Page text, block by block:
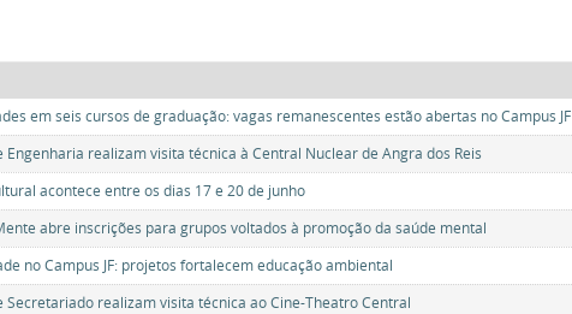
em seis cursos de graduação: vagas remanescentes estão abertas no Campus JF
Engenharia realizam visita técnica à Central Nuclear de Angra dos Reis
acontece entre os dias 17 e 20 de junho
abre inscrições para grupos voltados à promoção da saúde mental
no Campus JF: projetos fortalecem educação ambiental
Secretariado realizam visita técnica ao Cine-Theatro Central